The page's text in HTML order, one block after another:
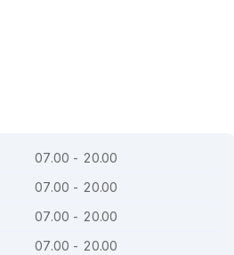
07.00 - 20.00
07.00 - 20.00
07.00 - 20.00
07.00 - 20.00